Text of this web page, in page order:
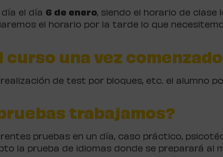
el día 6 de enero, siendo el horario de clase
el horario por la tarde lo que
una vez
de test por bloques, etc. el alumno
trabajamos?
pruebas en un día, caso práctico,
la prueba de idiomas donde se preparará al